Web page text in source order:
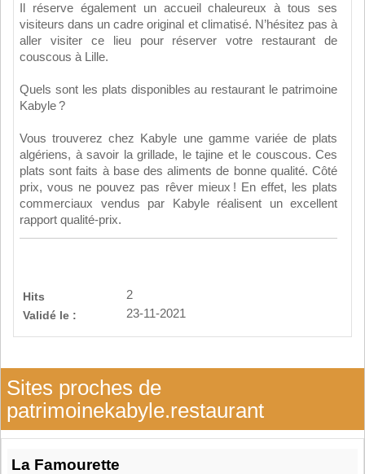
Il réserve également un accueil chaleureux à tous ses
visiteurs dans un cadre original et climatisé. N’hésitez pas à
aller visiter ce lieu pour réserver votre restaurant de
couscous à Lille.
Quels sont les plats disponibles au restaurant le patrimoine
Kabyle ?
Vous trouverez chez Kabyle une gamme variée de plats
algériens, à savoir la grillade, le tajine et le couscous. Ces
plats sont faits à base des aliments de bonne qualité. Côté
prix, vous ne pouvez pas rêver mieux ! En effet, les plats
commerciaux vendus par Kabyle réalisent un excellent
rapport qualité-prix.
Hits
2
Validé le :
23-11-2021
Sites proches de
patrimoinekabyle.restaurant
La Famourette